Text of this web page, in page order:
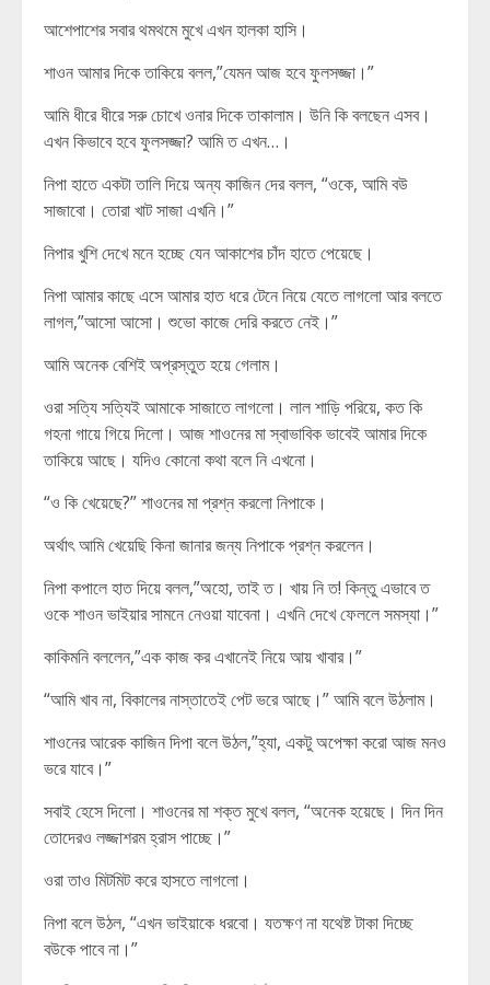
আশেপাশের সবার থমথমে মুখে এখন হালকা হাসি।
শাওন আমার দিকে তাকিয়ে বলল,”যেমন আজ হবে ফুলসজ্জা।”
আমি ধীরে ধীরে সরু চোখে ওনার দিকে তাকালাম। উনি কি বলছেন এসব।
এখন কিভাবে হবে ফুলসজ্জা? আমি ত এখন…।
নিপা হাতে একটা তালি দিয়ে অন্য কাজিন দের বলল, “ওকে, আমি বউ
সাজাবো। তোরা খাট সাজা এখনি।”
নিপার খুশি দেখে মনে হচ্ছে যেন আকাশের চাঁদ হাতে পেয়েছে।
নিপা আমার কাছে এসে আমার হাত ধরে টেনে নিয়ে যেতে লাগলো আর বলতে
লাগল,”আসো আসো। শুভো কাজে দেরি করতে নেই।”
আমি অনেক বেশিই অপ্রস্তুত হয়ে গেলাম।
ওরা সত্যি সত্যিই আমাকে সাজাতে লাগলো। লাল শাড়ি পরিয়ে, কত কি
গহনা গায়ে গিয়ে দিলো। আজ শাওনের মা স্বাভাবিক ভাবেই আমার দিকে
তাকিয়ে আছে। যদিও কোনো কথা বলে নি এখনো।
“ও কি খেয়েছে?” শাওনের মা প্রশ্ন করলো নিপাকে।
অর্থাৎ আমি খেয়েছি কিনা জানার জন্য নিপাকে প্রশ্ন করলেন।
নিপা কপালে হাত দিয়ে বলল,”অহো, তাই ত। খায় নি ত! কিন্তু এভাবে ত
ওকে শাওন ভাইয়ার সামনে নেওয়া যাবেনা। এখনি দেখে ফেললে সমস্যা।”
কাকিমনি বললেন,”এক কাজ কর এখানেই নিয়ে আয় খাবার।”
“আমি খাব না, বিকালের নাস্তাতেই পেট ভরে আছে।” আমি বলে উঠলাম।
শাওনের আরেক কাজিন দিপা বলে উঠল,”হ্যা, একটু অপেক্ষা করো আজ মনও
ভরে যাবে।”
সবাই হেসে দিলো। শাওনের মা শক্ত মুখে বলল, “অনেক হয়েছে। দিন দিন
তোদেরও লজ্জাশরম হ্রাস পাচ্ছে।”
ওরা তাও মিটমিট করে হাসতে লাগলো।
নিপা বলে উঠল, “এখন ভাইয়াকে ধরবো। যতক্ষণ না যথেষ্ট টাকা দিচ্ছে
বউকে পাবে না।”